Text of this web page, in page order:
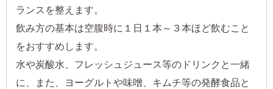
ランスを整えます。
飲み方の基本は空腹時に１日１本～３本ほど飲むこと
をおすすめします。
水や炭酸水、フレッシュジュース等のドリンクと一緒
に、また、ヨーグルトや味噌、キムチ等の発酵食品と